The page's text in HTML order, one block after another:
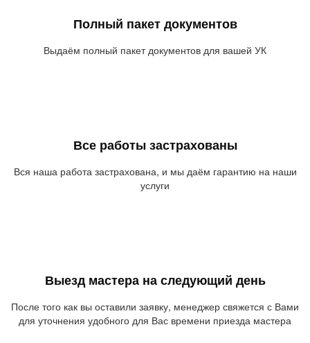
Полный пакет документов
Выдаём полный пакет документов для вашей УК
Все работы застрахованы
Вся наша работа застрахована, и мы даём гарантию на наши
услуги
Выезд мастера на следующий день
После того как вы оставили заявку, менеджер свяжется с Вами
для уточнения удобного для Вас времени приезда мастера